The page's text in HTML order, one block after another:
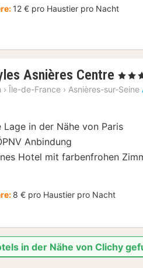
12 € pro Haustier pro Nacht
Asnières Centre 2
€
, 3
› Île-de-France › Asnières-sur-Seine
Lage in der Nähe von Paris
Anbindung
Hotel mit farbenfrohen
8 € pro Haustier pro Nacht
in der Nähe von Clichy